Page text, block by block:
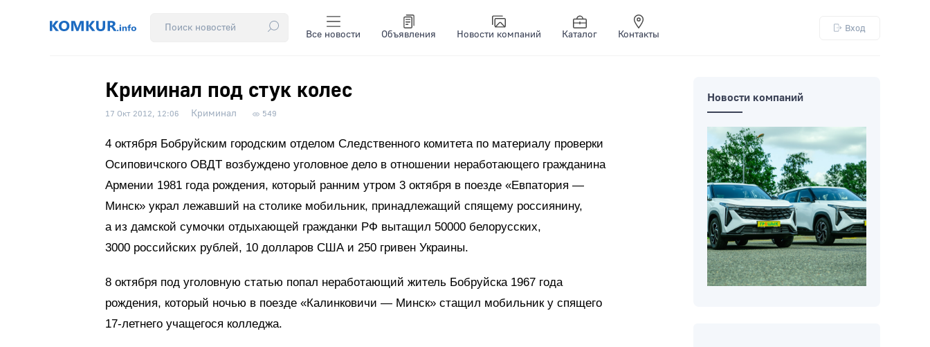
Все новости Объявления Новости компаний Каталог Контакты
Вход
Криминал под стук колес
17 Окт 2012, 12:06 Криминал 549
4 октября Бобруйским городским отделом Следственного комитета по материалу проверки
Осиповичского ОВДТ возбуждено уголовное дело в отношении неработающего гражданина
Армении 1981 года рождения, который ранним утром 3 октября в поезде «Евпатория —
Минск» украл лежавший на столике мобильник, принадлежащий спящему россиянину,
а из дамской сумочки отдыхающей гражданки РФ вытащил 50000 белорусских,
3000 российских рублей, 10 долларов США и 250 гривен Украины.
8 октября под уголовную статью попал неработающий житель Бобруйска 1967 года
рождения, который ночью в поезде «Калинковичи — Минск» стащил мобильник у спящего
17-летнего учащегося колледжа.
Новости компаний